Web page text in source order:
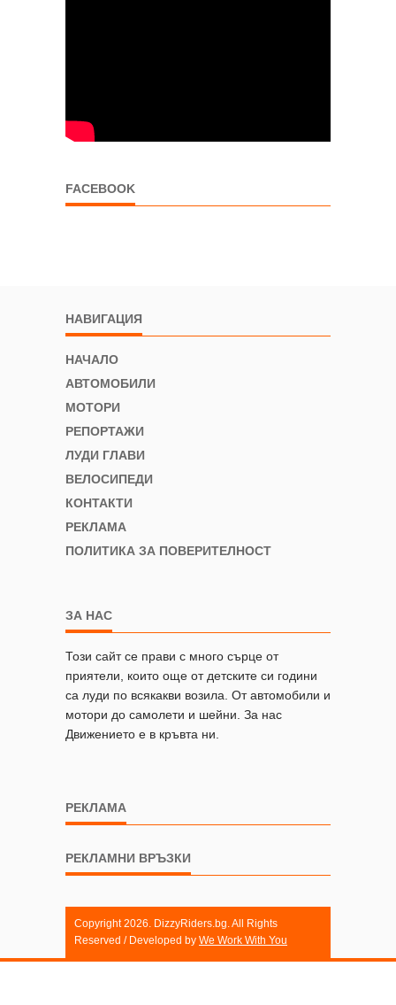
FACEBOOK
НАВИГАЦИЯ
НАЧАЛО
АВТОМОБИЛИ
МОТОРИ
РЕПОРТАЖИ
ЛУДИ ГЛАВИ
ВЕЛОСИПЕДИ
КОНТАКТИ
РЕКЛАМА
ПОЛИТИКА ЗА ПОВЕРИТЕЛНОСТ
ЗА НАС
Този сайт се прави с много сърце от
приятели, които още от детските си години
са луди по всякакви возила. От автомобили и
мотори до самолети и шейни. За нас
Движението е в кръвта ни.
РЕКЛАМА
РЕКЛАМНИ ВРЪЗКИ
Copyright 2026. DizzyRiders.bg. All Rights
Reserved / Developed by We Work With You